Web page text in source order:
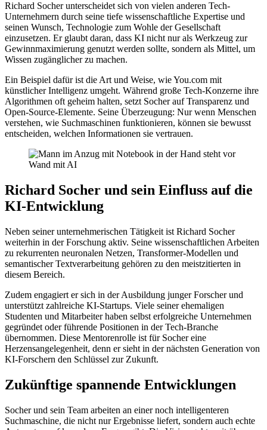
Richard Socher unterscheidet sich von vielen anderen Tech-
Unternehmern durch seine tiefe wissenschaftliche Expertise und
seinen Wunsch, Technologie zum Wohle der Gesellschaft
einzusetzen. Er glaubt daran, dass KI nicht nur als Werkzeug zur
Gewinnmaximierung genutzt werden sollte, sondern als Mittel, um
Wissen zugänglicher zu machen.
Ein Beispiel dafür ist die Art und Weise, wie You.com mit
künstlicher Intelligenz umgeht. Während große Tech-Konzerne ihre
Algorithmen oft geheim halten, setzt Socher auf Transparenz und
Open-Source-Elemente. Seine Überzeugung: Nur wenn Menschen
verstehen, wie Suchmaschinen funktionieren, können sie bewusst
entscheiden, welchen Informationen sie vertrauen.
Richard Socher und sein Einfluss auf die
KI-Entwicklung
Neben seiner unternehmerischen Tätigkeit ist Richard Socher
weiterhin in der Forschung aktiv. Seine wissenschaftlichen Arbeiten
zu rekurrenten neuronalen Netzen, Transformer-Modellen und
semantischer Textverarbeitung gehören zu den meistzitierten in
diesem Bereich.
Zudem engagiert er sich in der Ausbildung junger Forscher und
unterstützt zahlreiche KI-Startups. Viele seiner ehemaligen
Studenten und Mitarbeiter haben selbst erfolgreiche Unternehmen
gegründet oder führende Positionen in der Tech-Branche
übernommen. Diese Mentorenrolle ist für Socher eine
Herzensangelegenheit, denn er sieht in der nächsten Generation von
KI-Forschern den Schlüssel zur Zukunft.
Zukünftige spannende Entwicklungen
Socher und sein Team arbeiten an einer noch intelligenteren
Suchmaschine, die nicht nur Ergebnisse liefert, sondern auch echte